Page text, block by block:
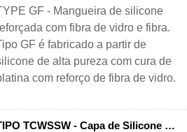
GF - Mangueira de silicone
com fibra de vidro e fibra.
GF é fabricado a partir de
de alta pureza com cura de
com reforço de fibra de vidro.
TIPO TCWSSW - Capa de Silicone Branco TCWS